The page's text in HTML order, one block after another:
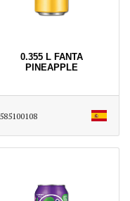
0.355 L FANTA
PINEAPPLE